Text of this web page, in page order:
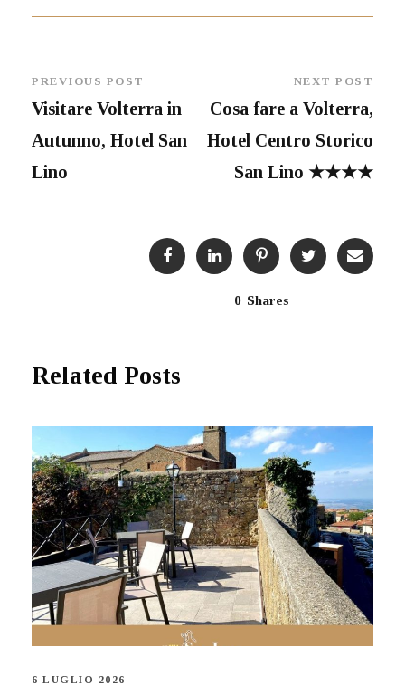
PREVIOUS POST
Visitare Volterra in
Autunno, Hotel San
Lino
NEXT POST
Cosa fare a Volterra,
Hotel Centro Storico
San Lino ★★★★
0 Shares
Related Posts
6 LUGLIO 2026